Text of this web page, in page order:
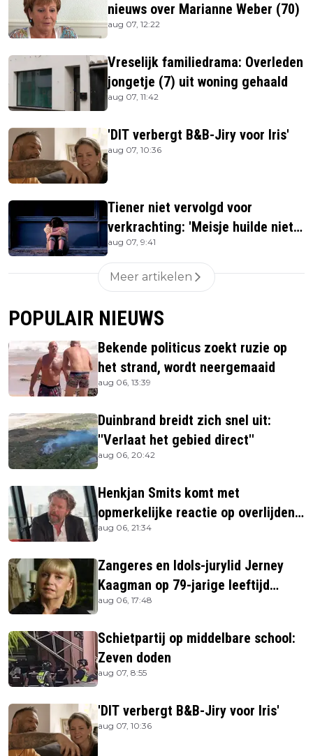
nieuws over Marianne Weber (70)
aug 07, 12:22
Vreselijk familiedrama: Overleden
jongetje (7) uit woning gehaald
aug 07, 11:42
'DIT verbergt B&B-Jiry voor Iris'
aug 07, 10:36
Tiener niet vervolgd voor
verkrachting: 'Meisje huilde niet
hard genoeg'
aug 07, 9:41
Meer artikelen
POPULAIR NIEUWS
Bekende politicus zoekt ruzie op
het strand, wordt neergemaaid
aug 06, 13:39
Duinbrand breidt zich snel uit:
''Verlaat het gebied direct''
aug 06, 20:42
Henkjan Smits komt met
opmerkelijke reactie op overlijden
Jerney Kaagman
aug 06, 21:34
Zangeres en Idols-jurylid Jerney
Kaagman op 79-jarige leeftijd
overleden
aug 06, 17:48
Schietpartij op middelbare school:
Zeven doden
aug 07, 8:55
'DIT verbergt B&B-Jiry voor Iris'
aug 07, 10:36